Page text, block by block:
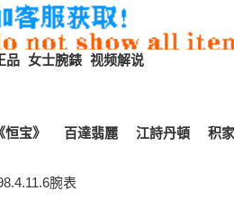
品 女士腕錶 视频解说
宝》 百達翡麗 江詩丹頓 积家
腕表